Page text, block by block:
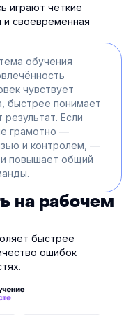
играют четкие
и своевременная
обучения
чувствует
быстрее понимает
Если
грамотно —
и контролем, —
повышает общий
на рабочем
быстрее
ошибок